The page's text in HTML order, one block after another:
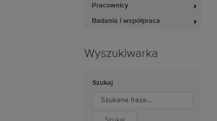
Pracownicy
Badania i współpraca
Wyszukiwarka
Szukaj